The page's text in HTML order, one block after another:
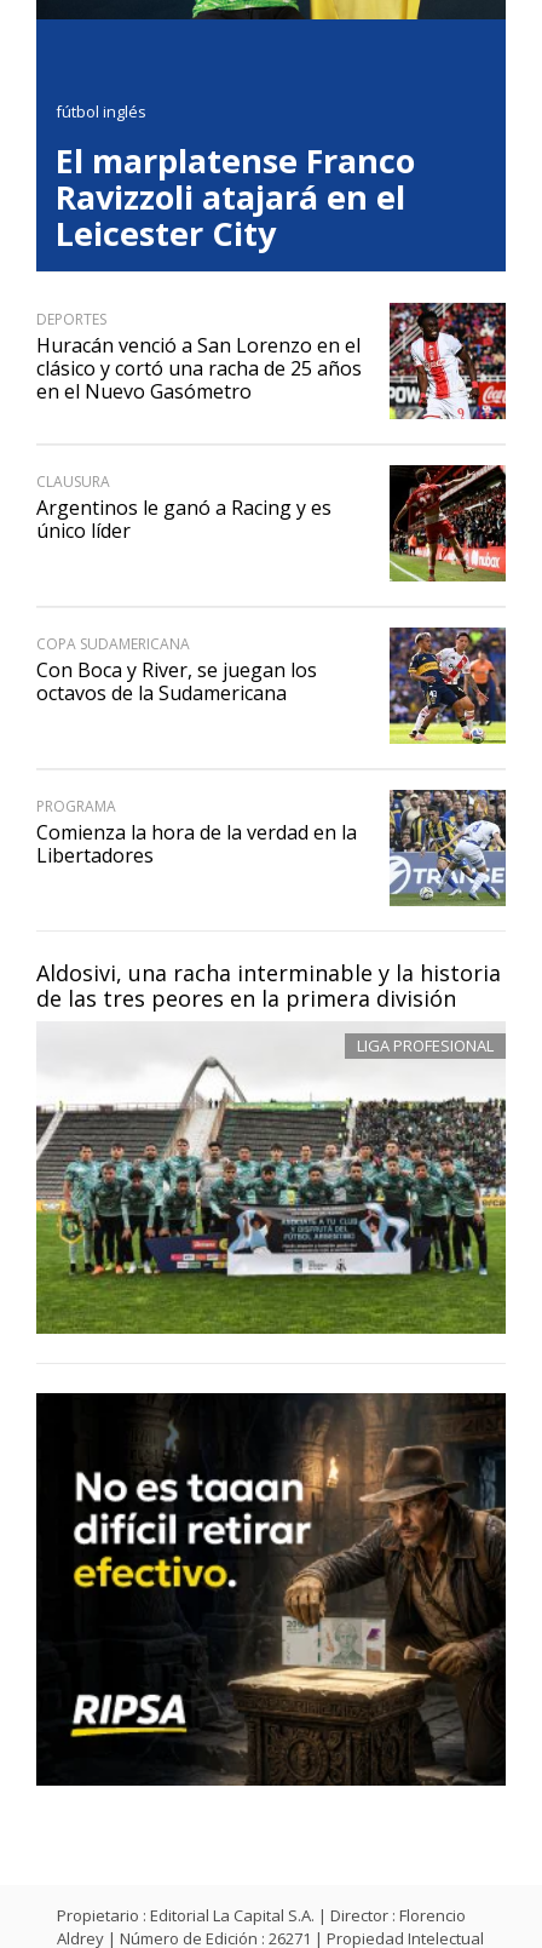
Aldosivi, una racha interminable y la historia
de las tres peores en la primera división
LIGA PROFESIONAL
fútbol inglés
El marplatense Franco
Ravizzoli atajará en el
Leicester City
DEPORTES
Huracán venció a San Lorenzo en el
clásico y cortó una racha de 25 años
en el Nuevo Gasómetro
CLAUSURA
Argentinos le ganó a Racing y es
único líder
COPA SUDAMERICANA
Con Boca y River, se juegan los
octavos de la Sudamericana
PROGRAMA
Comienza la hora de la verdad en la
Libertadores
Propietario : Editorial La Capital S.A. | Director : Florencio
Aldrey | Número de Edición : 26271 | Propiedad Intelectual